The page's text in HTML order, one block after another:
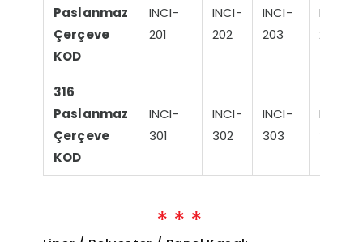
Paslanmaz
Çerçeve
KOD
INCI-
201
INCI-
202
INCI-
203
INCI-
204
316
Paslanmaz
Çerçeve
KOD
INCI-
301
INCI-
302
INCI-
303
INCI-
304